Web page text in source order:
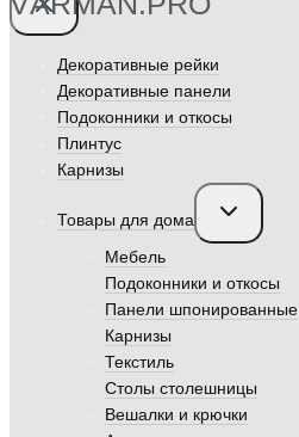
Декоративные рейки
Декоративные панели
Подоконники и откосы
Плинтус
Карнизы
Товары для дома
Переключить
дочернее
Мебель
Подоконники и откосы
Панели шпонированные
Карнизы
Текстиль
Столы столешницы
Вешалки и крючки